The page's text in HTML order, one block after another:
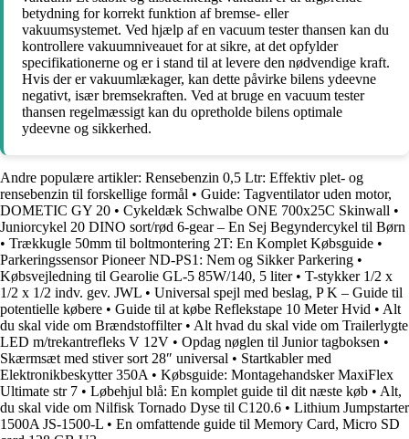
betydning for korrekt funktion af bremse- eller
vakuumsystemet. Ved hjælp af en vacuum tester thansen kan du
kontrollere vakuumniveauet for at sikre, at det opfylder
specifikationerne og er i stand til at levere den nødvendige kraft.
Hvis der er vakuumlækager, kan dette påvirke bilens ydeevne
negativt, især bremsekraften. Ved at bruge en vacuum tester
thansen regelmæssigt kan du opretholde bilens optimale
ydeevne og sikkerhed.
Andre populære artikler: Rensebenzin 0,5 Ltr: Effektiv plet- og
rensebenzin til forskellige formål • Guide: Tagventilator uden motor,
DOMETIC GY 20 • Cykeldæk Schwalbe ONE 700x25C Skinwall •
Juniorcykel 20 DINO sort/rød 6-gear – En Sej Begyndercykel til Børn
• Trækkugle 50mm til boltmontering 2T: En Komplet Købsguide •
Parkeringssensor Pioneer ND-PS1: Nem og Sikker Parkering •
Købsvejledning til Gearolie GL-5 85W/140, 5 liter• T-stykker 1/2 x
1/2 x 1/2 indv. gev. JWL • Universal spejl med beslag, P K – Guide til
potentielle købere • Guide til at købe Reflekstape 10 Meter Hvid • Alt
du skal vide om Brændstoffilter• Alt hvad du skal vide om Trailerlygte
LED m/trekantrefleks V 12V • Opdag nøglen til Junior tagboksen •
Skærmsæt med stiver sort 28″ universal • Startkabler med
Elektronikbeskytter 350A • Købsguide: Montagehandsker MaxiFlex
Ultimate str 7 • Løbehjul blå: En komplet guide til dit næste køb • Alt,
du skal vide om Nilfisk Tornado Dyse til C120.6 • Lithium Jumpstarter
1500A JS-1500-L • En omfattende guide til Memory Card, Micro SD